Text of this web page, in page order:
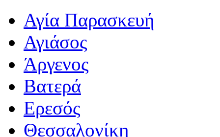
Αγία Παρασκευή
Αγιάσος
Άργενος
Βατερά
Ερεσός
Θεσσαλονίκη